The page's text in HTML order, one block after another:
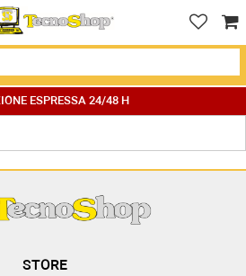
ESPRESSA 24/48 H
STORE